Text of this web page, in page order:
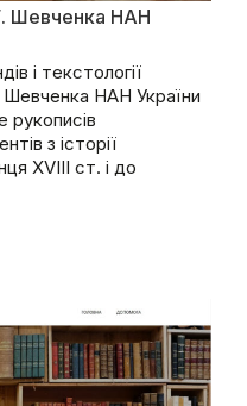
Шевченка НАН
і текстології
Шевченка НАН України
рукописів
з історії
ХVІІІ ст. і до